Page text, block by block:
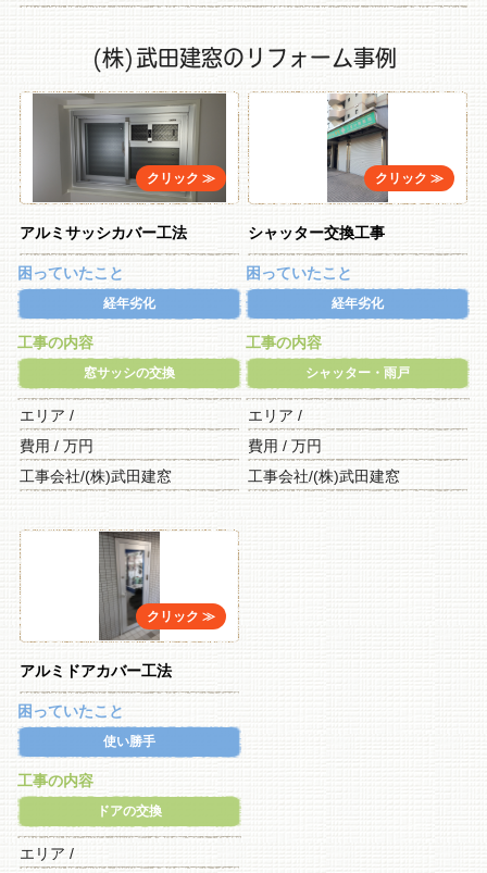
(株)武田建窓のリフォーム事例
アルミサッシカバー工法
困っていたこと
経年劣化
工事の内容
窓サッシの交換
エリア /
費用 / 万円
工事会社/(株)武田建窓
シャッター交換工事
困っていたこと
経年劣化
工事の内容
シャッター・雨戸
エリア /
費用 / 万円
工事会社/(株)武田建窓
アルミドアカバー工法
困っていたこと
使い勝手
工事の内容
ドアの交換
エリア /